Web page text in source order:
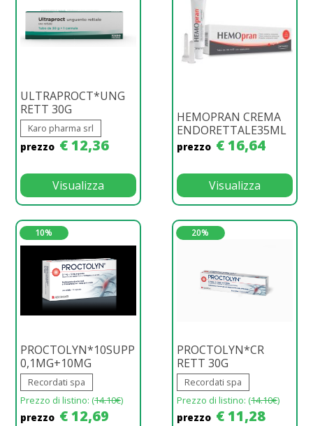
ULTRAPROCT*UNG
RETT 30G
Karo pharma srl
prezzo € 12,36
Visualizza
HEMOPRAN CREMA
ENDORETTALE35ML
prezzo € 16,64
Visualizza
10%
PROCTOLYN*10SUPP
0,1MG+10MG
Recordati spa
Prezzo di listino: (14.10€)
prezzo € 12,69
20%
PROCTOLYN*CR
RETT 30G
Recordati spa
Prezzo di listino: (14.10€)
prezzo € 11,28